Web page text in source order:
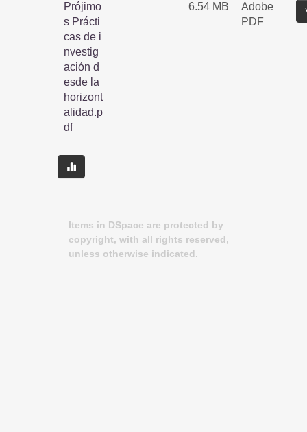
Prójimo
s Prácti
cas de i
nvestig
ación d
esde la
horizont
alidad.p
df
6.54 MB
Adobe
PDF
Items in DSpace are protected by
copyright, with all rights reserved,
unless otherwise indicated.